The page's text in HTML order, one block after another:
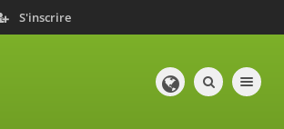
S'inscrire
Toggle